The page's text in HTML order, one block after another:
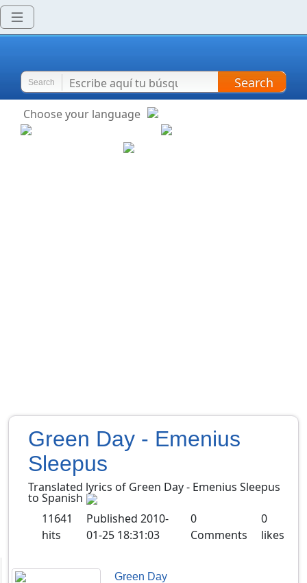
Search Search
Choose your language
Green Day - Emenius
Sleepus
Translated lyrics of Green Day - Emenius Sleepus
to Spanish
11641
hits
Published 2010-
01-25 18:31:03
0
Comments
0
likes
Green Day